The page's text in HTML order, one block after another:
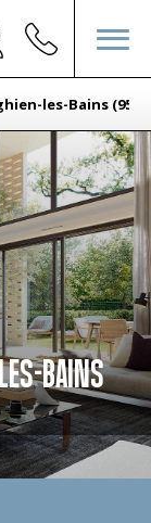
les-Bains (95)
BAINS